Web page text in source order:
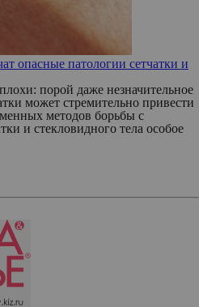
опасные патологии сетчатки и
порой даже незначительное
может стремительно привести
методов борьбы с
и стекловидного тела особое